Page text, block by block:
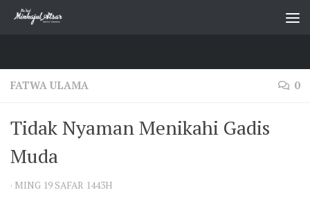
Skip to content
FATWA ULAMA 0
Tidak Nyaman Menikahi Gadis
Muda
· MING 19 SAFAR 1443H